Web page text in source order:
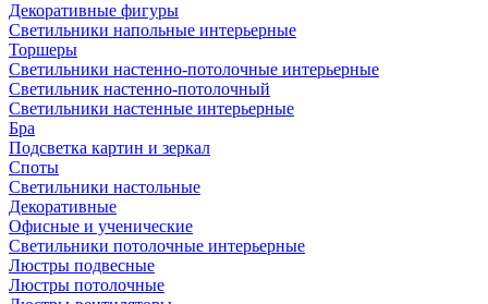
Декоративные фигуры
Светильники напольные интерьерные
Торшеры
Светильники настенно-потолочные интерьерные
Светильник настенно-потолочный
Светильники настенные интерьерные
Бра
Подсветка картин и зеркал
Споты
Светильники настольные
Декоративные
Офисные и ученические
Светильники потолочные интерьерные
Люстры подвесные
Люстры потолочные